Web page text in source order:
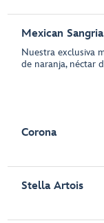
Mexican Sangria
Nuestra exclusiva
de naranja, néctar
Corona
Stella Artois